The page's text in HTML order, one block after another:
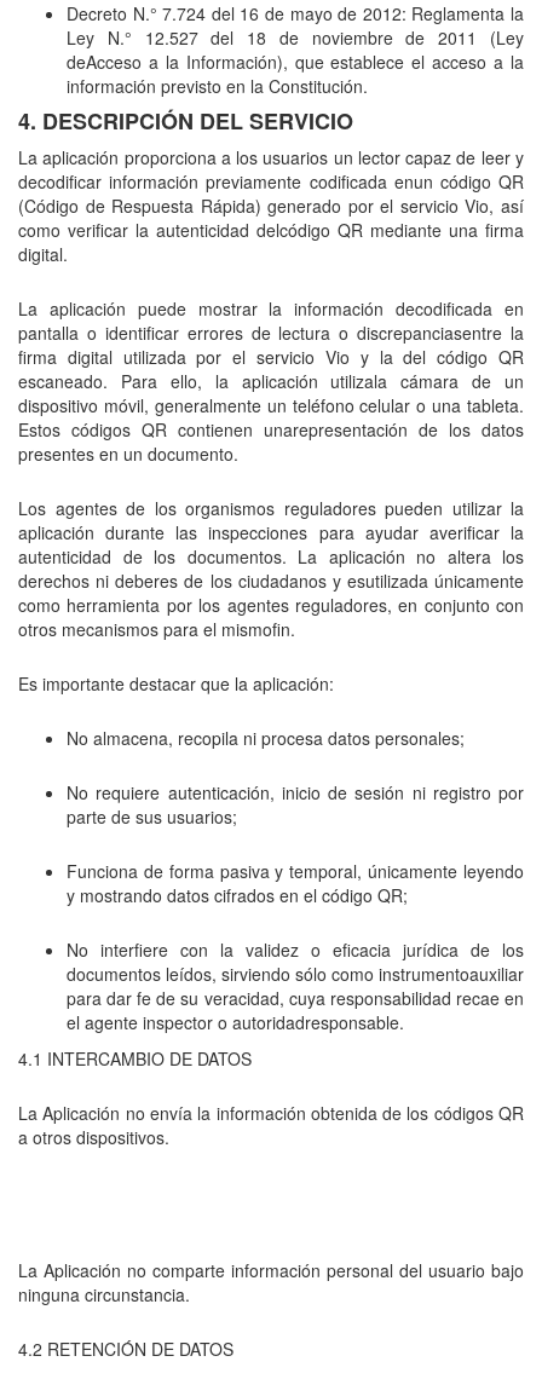
Decreto N.° 7.724 del 16 de mayo de 2012: Reglamenta la
Ley N.° 12.527 del 18 de noviembre de 2011 (Ley
deAcceso a la Información), que establece el acceso a la
información previsto en la Constitución.
4. DESCRIPCIÓN DEL SERVICIO
La aplicación proporciona a los usuarios un lector capaz de leer y
decodificar información previamente codificada enun código QR
(Código de Respuesta Rápida) generado por el servicio Vio, así
como verificar la autenticidad delcódigo QR mediante una firma
digital.
La aplicación puede mostrar la información decodificada en
pantalla o identificar errores de lectura o discrepanciasentre la
firma digital utilizada por el servicio Vio y la del código QR
escaneado. Para ello, la aplicación utilizala cámara de un
dispositivo móvil, generalmente un teléfono celular o una tableta.
Estos códigos QR contienen unarepresentación de los datos
presentes en un documento.
Los agentes de los organismos reguladores pueden utilizar la
aplicación durante las inspecciones para ayudar averificar la
autenticidad de los documentos. La aplicación no altera los
derechos ni deberes de los ciudadanos y esutilizada únicamente
como herramienta por los agentes reguladores, en conjunto con
otros mecanismos para el mismofin.
Es importante destacar que la aplicación:
No almacena, recopila ni procesa datos personales;
No requiere autenticación, inicio de sesión ni registro por
parte de sus usuarios;
Funciona de forma pasiva y temporal, únicamente leyendo
y mostrando datos cifrados en el código QR;
No interfiere con la validez o eficacia jurídica de los
documentos leídos, sirviendo sólo como instrumentoauxiliar
para dar fe de su veracidad, cuya responsabilidad recae en
el agente inspector o autoridadresponsable.
4.1 INTERCAMBIO DE DATOS
La Aplicación no envía la información obtenida de los códigos QR
a otros dispositivos.
La Aplicación no comparte información personal del usuario bajo
ninguna circunstancia.
4.2 RETENCIÓN DE DATOS